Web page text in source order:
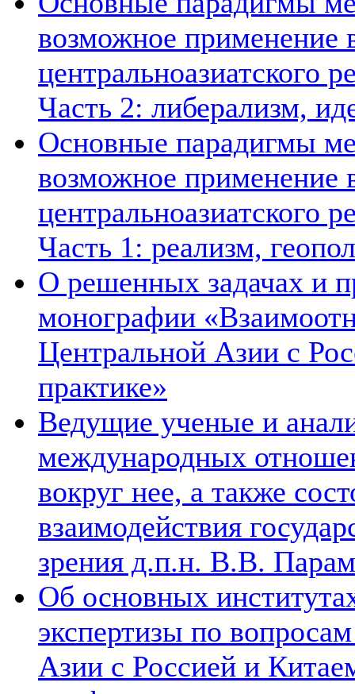
возможное применение
центральноазиатского
Часть 2: либерализм,
Основные парадигмы
возможное применение
центральноазиатского
Часть 1: реализм,
О решенных задачах и
монографии
Центральной Азии с
практике»
Ведущие ученые и
международных
вокруг нее, а также
взаимодействия
зрения д.п.н. В.В.
Об основных
экспертизы по
Азии с Россией и